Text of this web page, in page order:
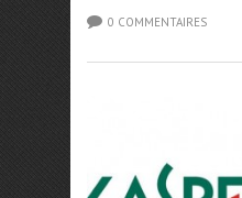
0 COMMENTAIRES